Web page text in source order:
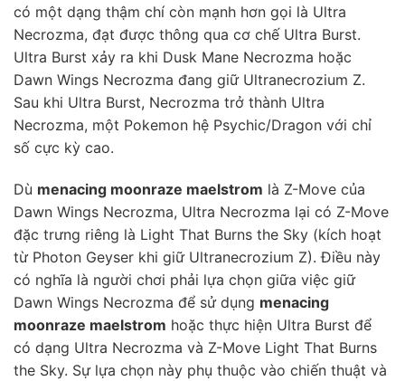
có một dạng thậm chí còn mạnh hơn gọi là Ultra
Necrozma, đạt được thông qua cơ chế Ultra Burst.
Ultra Burst xảy ra khi Dusk Mane Necrozma hoặc
Dawn Wings Necrozma đang giữ Ultranecrozium Z.
Sau khi Ultra Burst, Necrozma trở thành Ultra
Necrozma, một Pokemon hệ Psychic/Dragon với chỉ
số cực kỳ cao.
Dù menacing moonraze maelstrom là Z-Move của
Dawn Wings Necrozma, Ultra Necrozma lại có Z-Move
đặc trưng riêng là Light That Burns the Sky (kích hoạt
từ Photon Geyser khi giữ Ultranecrozium Z). Điều này
có nghĩa là người chơi phải lựa chọn giữa việc giữ
Dawn Wings Necrozma để sử dụng menacing
moonraze maelstrom hoặc thực hiện Ultra Burst để
có dạng Ultra Necrozma và Z-Move Light That Burns
the Sky. Sự lựa chọn này phụ thuộc vào chiến thuật và